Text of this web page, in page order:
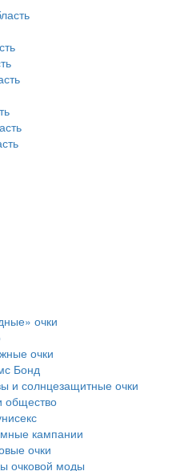
очки
очки
Бонд
и солнцезащитные очки
общество
кампании
очки
очковой моды